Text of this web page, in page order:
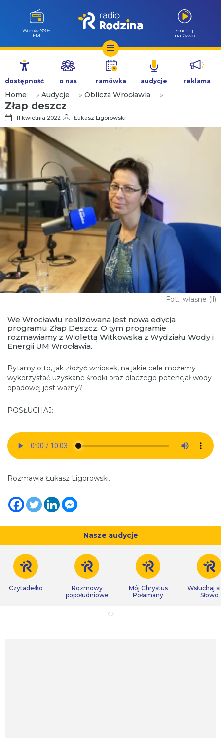
Przejdź
treści
Wołów 99.6
FM
słuchaj
na żywo
dostępność o nas ramówka audycje reklama
Home » Audycje » Oblicza Wrocławia »
Złap deszcz
11 kwietnia 2022 Łukasz Ligorowski
Fot.: własne (ll)
We Wrocławiu realizowana jest nowa edycja
programu Złap Deszcz. O tym programie
rozmawiamy z Wiolettą Witkowska z Wydziału Wody i
Energii UM Wrocławia.
Pytamy o to, jak złożyć wniosek, na jakie cele możemy
wykorzystać uzyskane środki oraz dlaczego potencjał wody
opadowej jest ważny?
POSŁUCHAJ:
Rozmawia Łukasz Ligorowski.
Nasze audycje
Czytadełko
Rozmowy
popołudniowe
Mój Chrystus
Połamany
Wsłuchaj
Słowo